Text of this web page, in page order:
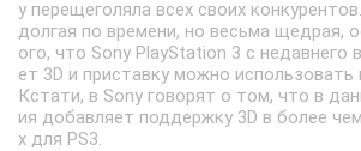
y перещеголяла всех своих
долгая по времени, но весьма щедрая,
ого, что Sony PlayStation 3 с недавнего
ет 3D и приставку можно использовать
Кстати, в Sony говорят о том, что в
ия добавляет поддержку 3D в более
х для PS3.